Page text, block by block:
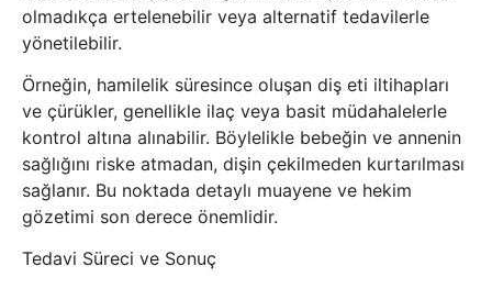
olmadıkça ertelenebilir veya alternatif tedavilerle
yönetilebilir.
Örneğin, hamilelik süresince oluşan diş eti iltihapları
ve çürükler, genellikle ilaç veya basit müdahalelerle
kontrol altına alınabilir. Böylelikle bebeğin ve annenin
sağlığını riske atmadan, dişin çekilmeden kurtarılması
sağlanır. Bu noktada detaylı muayene ve hekim
gözetimi son derece önemlidir.
Tedavi Süreci ve Sonuç